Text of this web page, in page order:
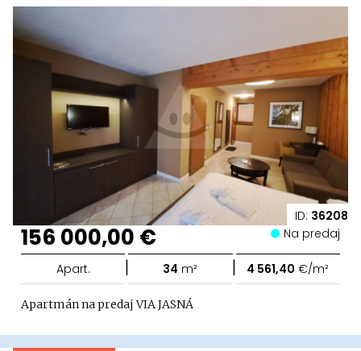
ID: 36208
156 000,00 € Na predaj
Apart. | 34 m² | 4 561,40 €/m²
Apartmán na predaj VIA JASNÁ